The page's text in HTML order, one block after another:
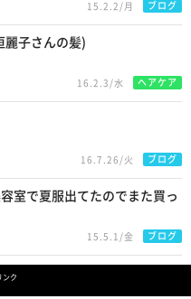
15.2.2/月 ブログ
麗子さんの髪)
16.2.3/水 ヘアケア
16.7.26/火 ブログ
室で夏服出てたのでまた買っ
15.5.1/金 ブログ
ンク